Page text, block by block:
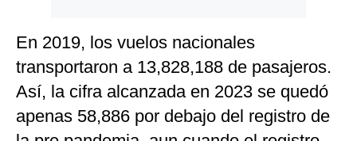
En 2019, los vuelos nacionales
transportaron a 13,828,188 de pasajeros.
Así, la cifra alcanzada en 2023 se quedó
apenas 58,886 por debajo del registro de